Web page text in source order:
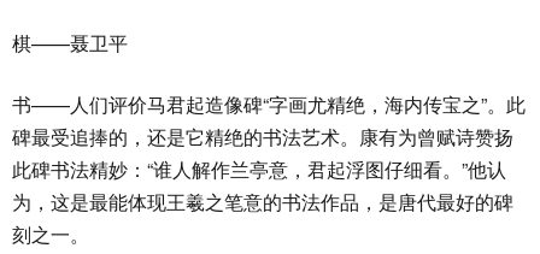
棋——聂卫平
书——人们评价马君起造像碑“字画尤精绝，海内传宝之”。此
碑最受追捧的，还是它精绝的书法艺术。康有为曾赋诗赞扬
此碑书法精妙：“谁人解作兰亭意，君起浮图仔细看。”他认
为，这是最能体现王羲之笔意的书法作品，是唐代最好的碑
刻之一。